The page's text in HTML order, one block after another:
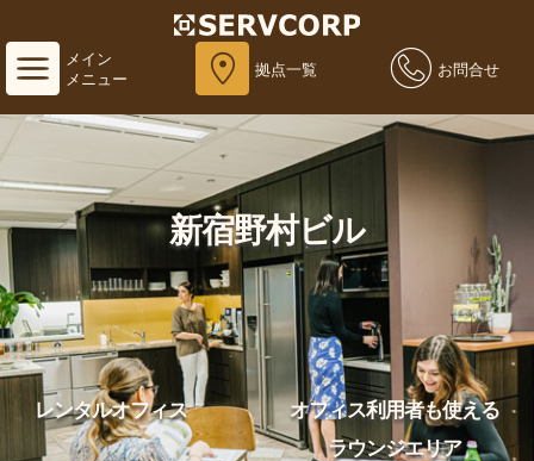
メイン
メニュー
拠点一覧 お問合せ
新宿野村ビル
レンタルオフィス
オフィス利用者も使える
ラウンジエリア